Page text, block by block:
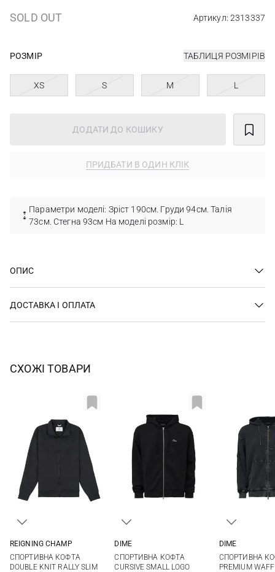
SOLD OUT Артикул: 2313337
РОЗМІР ТАБЛИЦЯ РОЗМІРІВ
XS S M L
ДОДАТИ ДО КОШИКУ
ПРИДБАТИ В ОДИН КЛІК
Параметри моделі: Зріст 190см. Груди 94см. Талія
73см. Стегна 93см На моделі розмір: L
ОПИС
ДОСТАВКА І ОПЛАТА
СХОЖІ ТОВАРИ
REIGNING CHAMP
СПОРТИВНА КОФТА
DOUBLE KNIT RALLY SLIM
XXL
DIME
СПОРТИВНА КОФТА
CURSIVE SMALL LOGO
DIME
СПОРТИВНА
PREMIUM